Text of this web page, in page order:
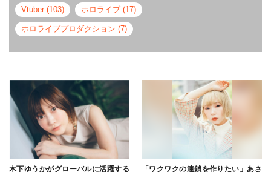
Vtuber (103) ホロライブ (17)
ホロライブプロダクション (7)
木下ゆうかがグローバルに活躍する
「ワクワクの連鎖を作りたい」あさ